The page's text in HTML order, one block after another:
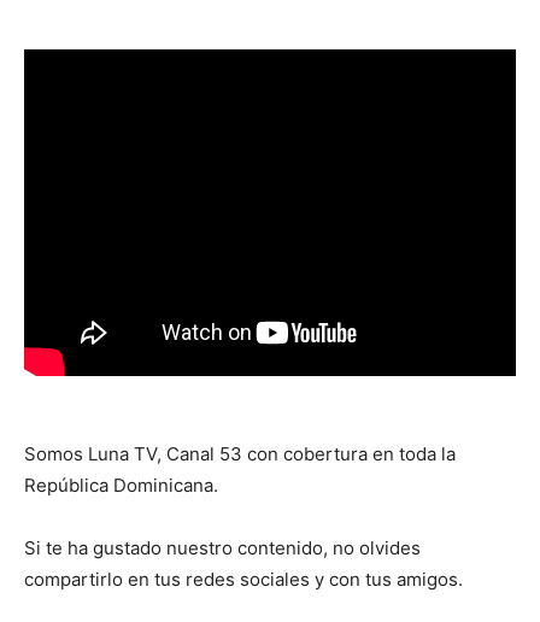
Somos Luna TV, Canal 53 con cobertura en toda la
República Dominicana.
Si te ha gustado nuestro contenido, no olvides
compartirlo en tus redes sociales y con tus amigos.